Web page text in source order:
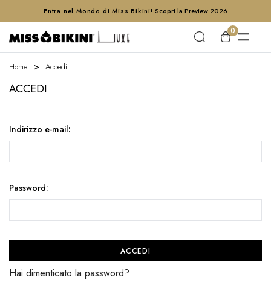
Entra nel Mondo di Miss Bikini! Scopri la Preview 2026
0
Home Accedi
ACCEDI
Indirizzo e-mail:
Password:
Hai dimenticato la password?